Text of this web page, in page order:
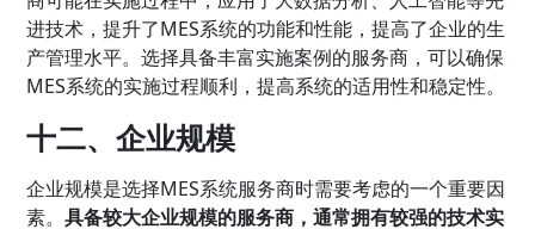
进技术，提升了MES系统的功能和性能，提高了企业的生
产管理水平。选择具备丰富实施案例的服务商，可以确保
MES系统的实施过程顺利，提高系统的适用性和稳定性。
十二、企业规模
企业规模是选择MES系统服务商时需要考虑的一个重要因
素。具备较大企业规模的服务商，通常拥有较强的技术实